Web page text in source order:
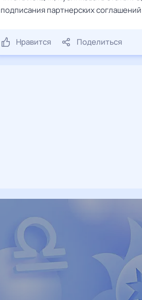
подписания партнерских
Нравится Поделиться